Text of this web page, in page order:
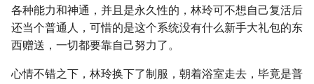
各种能力和神通，并且是永久性的，林玲可不想自己复活后
还当个普通人，可惜的是这个系统没有什么新手大礼包的东
西赠送，一切都要靠自己努力了。
心情不错之下，林玲换下了制服，朝着浴室走去，毕竟是普